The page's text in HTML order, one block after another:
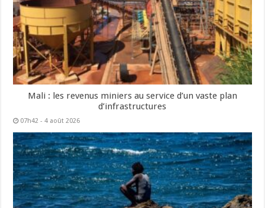
Mali : les revenus miniers au service d’un vaste plan
d’infrastructures
07h42 - 4 août 2026